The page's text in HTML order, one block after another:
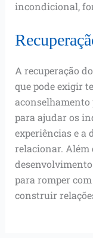
incondicional,
A recuperação
que pode exigir
para ajudar os
experiências e a
relacionar. Além
para romper
construir